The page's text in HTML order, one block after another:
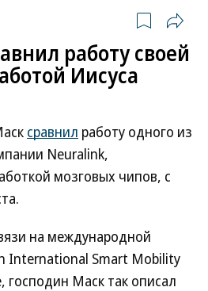
работу своей
Иисуса
сравнил работу одного из
Neuralink,
мозговых чипов, с
на международной
International Smart Mobility
господин Маск так описал